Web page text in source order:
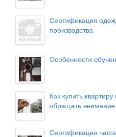
Сертификация
производства
Особенности
Как купить
обращать внимание
Сертификация